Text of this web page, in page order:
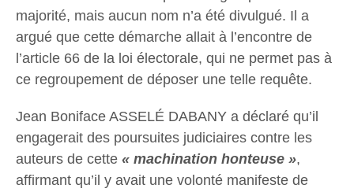
majorité, mais aucun nom n’a été divulgué. Il a
argué que cette démarche allait à l’encontre de
l’article 66 de la loi électorale, qui ne permet pas à
ce regroupement de déposer une telle requête.
Jean Boniface ASSELÉ DABANY a déclaré qu’il
engagerait des poursuites judiciaires contre les
auteurs de cette « machination honteuse »,
affirmant qu’il y avait une volonté manifeste de